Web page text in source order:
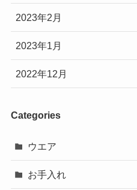
2023年2月
2023年1月
2022年12月
Categories
ウエア
お手入れ